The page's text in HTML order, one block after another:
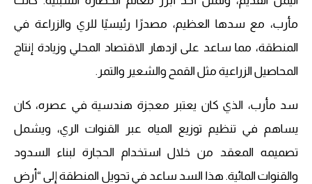
مأرب، مع سدها العظيم، مصدرًا رئيسيًا للري والزراعة في
المنطقة، مما ساعد على ازدهار الاقتصاد المحلي وزيادة إنتاج
المحاصيل الزراعية مثل القمح والشعير والتمر.
سد مأرب، الذي كان يعتبر معجزة هندسية في عصره، كان
يساهم في تنظيم توزيع المياه عبر القنوات الري، ويشمل
تصميمه المعقد من خلال استخدام الحجارة لبناء السدود
والقنوات المائية. هذا السد ساعد في تحويل المنطقة إلى “أرض